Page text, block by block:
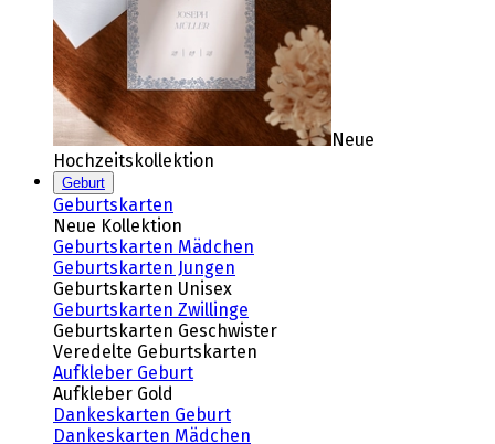
Neue
Hochzeitskollektion
Geburt
Geburtskarten
Neue Kollektion
Geburtskarten Mädchen
Geburtskarten Jungen
Geburtskarten Unisex
Geburtskarten Zwillinge
Geburtskarten Geschwister
Veredelte Geburtskarten
Aufkleber Geburt
Aufkleber Gold
Dankeskarten Geburt
Dankeskarten Mädchen